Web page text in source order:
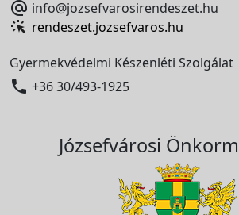
 info@jozsefvarosirendeszet.hu
rendeszet.jozsefvaros.hu
Gyermekvédelmi Készenléti Szolgálat
 +36 30/493-1925
Józsefvárosi